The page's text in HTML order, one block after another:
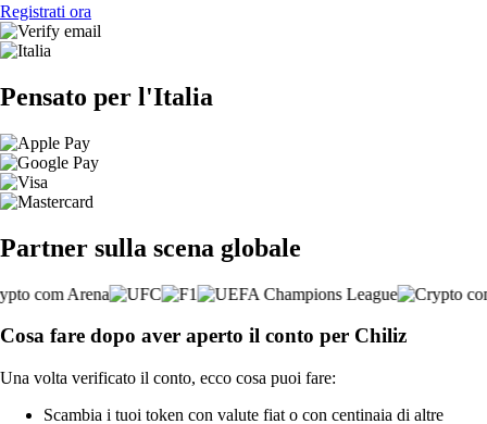
Registrati ora
Pensato per l'Italia
Partner sulla scena globale
Cosa fare dopo aver aperto il conto per Chiliz
Una volta verificato il conto, ecco cosa puoi fare:
Scambia i tuoi token con valute fiat o con centinaia di altre